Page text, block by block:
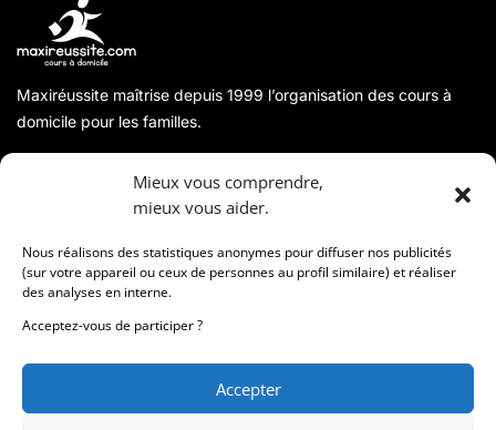
Mieux vous comprendre,
mieux vous aider.
Nous réalisons des statistiques anonymes pour diffuser nos publicités
(sur votre appareil ou ceux de personnes au profil similaire) et réaliser
des analyses en interne.
Acceptez-vous de participer ?
Accepter
Maxiréussite maîtrise depuis 1999 l’organisation des cours à
domicile pour les familles.
Coordonnées